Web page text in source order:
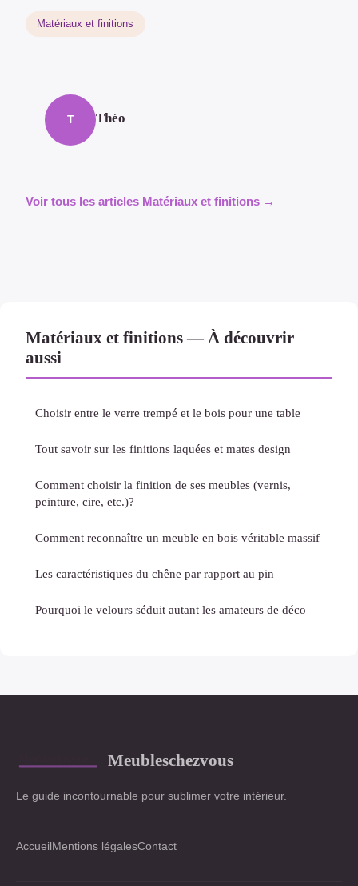
Matériaux et finitions
T Théo
Voir tous les articles Matériaux et finitions →
Matériaux et finitions — À découvrir
aussi
Choisir entre le verre trempé et le bois pour une table
Tout savoir sur les finitions laquées et mates design
Comment choisir la finition de ses meubles (vernis,
peinture, cire, etc.)?
Comment reconnaître un meuble en bois véritable massif
Les caractéristiques du chêne par rapport au pin
Pourquoi le velours séduit autant les amateurs de déco
Meubleschezvous
Le guide incontournable pour sublimer votre intérieur.
AccueilMentions légalesContact